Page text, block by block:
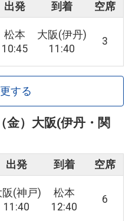
出発 到着 空席
松本
10:45
大阪(伊丹)
11:40
3
する
） 大阪(伊丹・関
出発 到着 空席
阪(神戸)
11:40
松本
12:40
6